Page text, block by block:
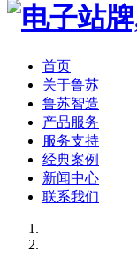
首页
关于鲁苏
鲁苏智造
产品服务
服务支持
经典案例
新闻中心
联系我们